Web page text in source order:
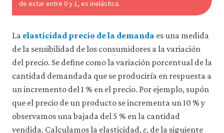
de estar entre 0 y 1, es inelástica.
La elasticidad precio de la demanda es una medida
de la sensibilidad de los consumidores a la variación
del precio. Se define como la variación porcentual de la
cantidad demandada que se produciría en respuesta a
un incremento del 1 % en el precio. Por ejemplo, supón
que el precio de un producto se incrementa un 10 % y
observamos una bajada del 5 % en la cantidad
vendida. Calculamos la elasticidad, ε, de la siguiente